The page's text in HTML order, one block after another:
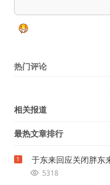
热门评论
相关报道
最热文章排行
1 于东来回应关闭胖东
5318